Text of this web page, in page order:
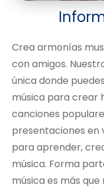
Crea armonías
con amigos.
única donde
música para crear
canciones
presentaciones en
para aprender,
música. Forma
música es más